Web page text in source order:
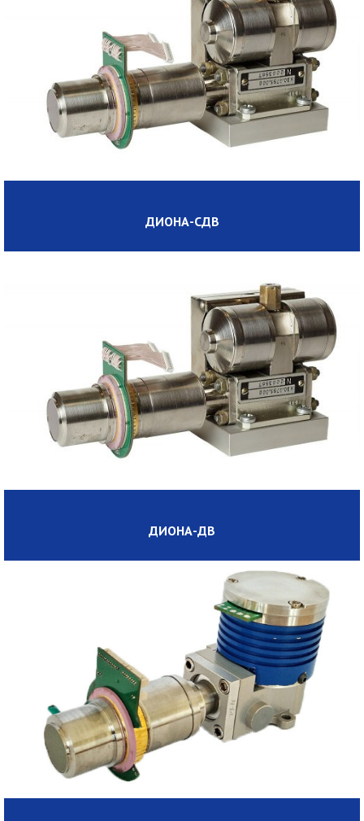
ДИОНА-CДВ
ДИОНА-ДВ